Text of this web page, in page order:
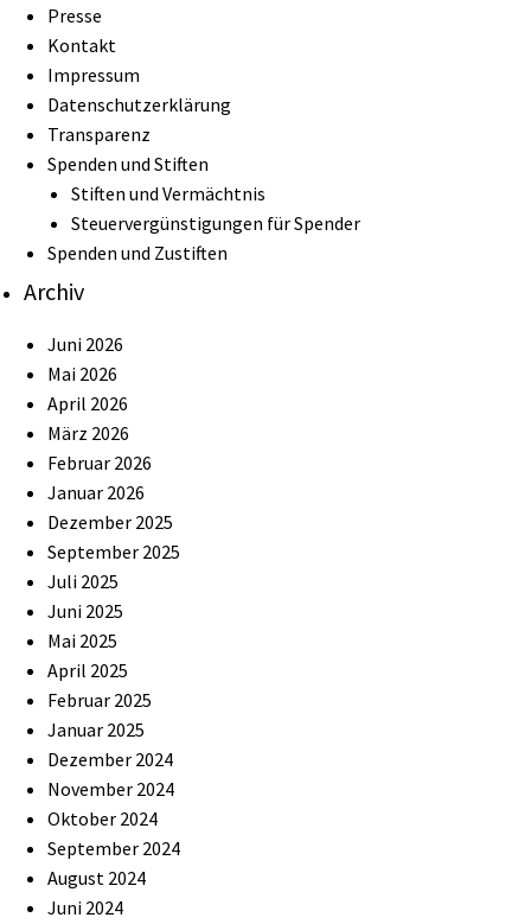
Presse
Kontakt
Impressum
Datenschutzerklärung
Transparenz
Spenden und Stiften
Stiften und Vermächtnis
Steuervergünstigungen für Spender
Spenden und Zustiften
Archiv
Juni 2026
Mai 2026
April 2026
März 2026
Februar 2026
Januar 2026
Dezember 2025
September 2025
Juli 2025
Juni 2025
Mai 2025
April 2025
Februar 2025
Januar 2025
Dezember 2024
November 2024
Oktober 2024
September 2024
August 2024
Juni 2024